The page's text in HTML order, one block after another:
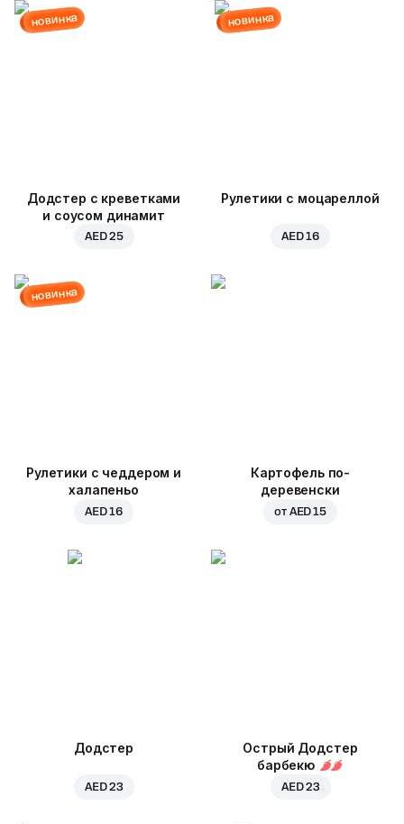
новинка
Додстер с креветками
и соусом динамит
AED 25
новинка
Рулетики с моцареллой
AED 16
новинка
Рулетики с чеддером и
халапеньо
AED 16
Картофель по-
деревенски
от AED 15
Додстер
AED 23
Острый Додстер
барбекю
AED 23